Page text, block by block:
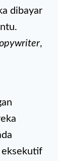
dibayar
,
eksekutif